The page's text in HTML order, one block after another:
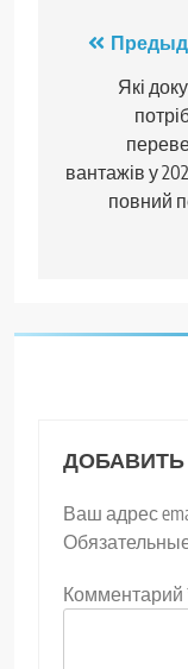
записям
Які
вантажів у
повний
Ваш адрес
Комментарий